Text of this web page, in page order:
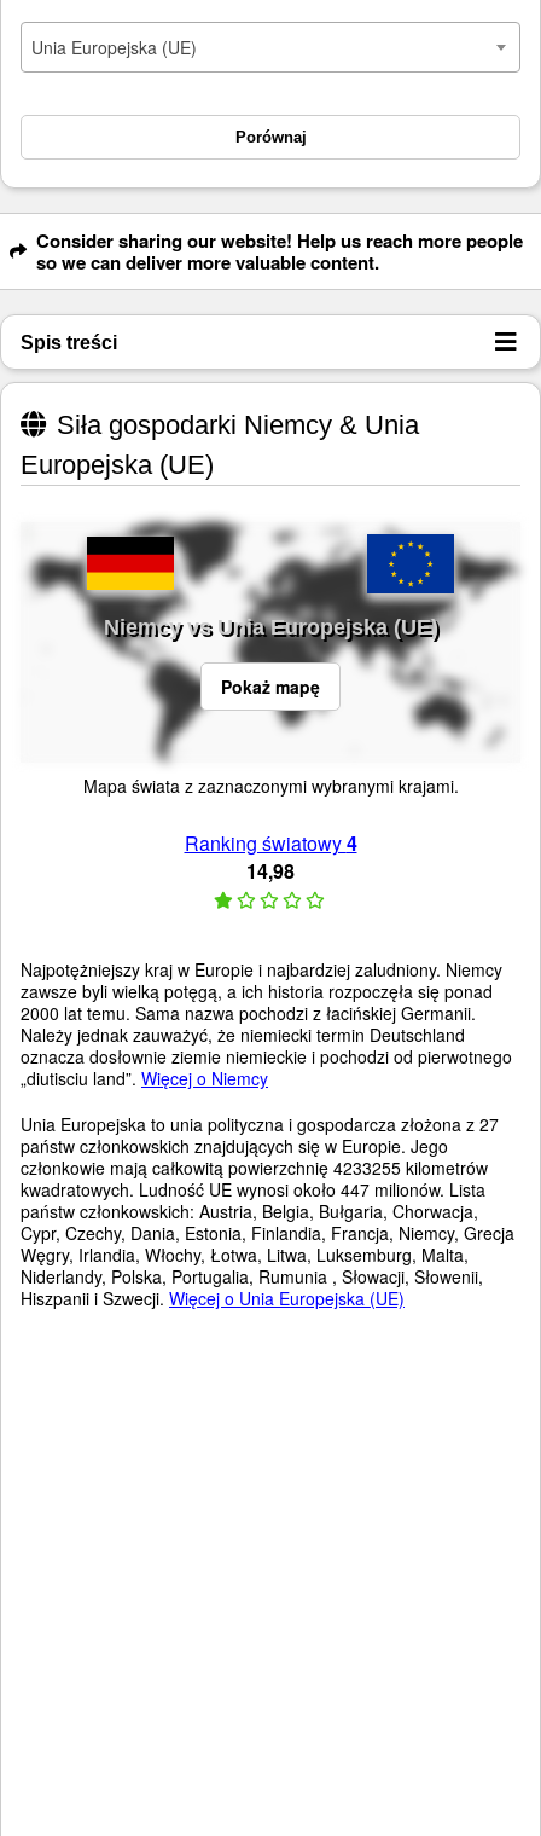
Unia Europejska (UE)
Porównaj
Consider sharing our website! Help us reach more people
so we can deliver more valuable content.
Spis treści
Siła gospodarki Niemcy & Unia
Europejska (UE)
Niemcy vs Unia Europejska (UE)
Pokaż mapę
Mapa świata z zaznaczonymi wybranymi krajami.
Ranking światowy4
14,98
Najpotężniejszy kraj w Europie i najbardziej zaludniony. Niemcy
zawsze byli wielką potęgą, a ich historia rozpoczęła się ponad
2000 lat temu. Sama nazwa pochodzi z łacińskiej Germanii.
Należy jednak zauważyć, że niemiecki termin Deutschland
oznacza dosłownie ziemie niemieckie i pochodzi od pierwotnego
„diutisciu land”. Więcej o Niemcy
Unia Europejska to unia polityczna i gospodarcza złożona z 27
państw członkowskich znajdujących się w Europie. Jego
członkowie mają całkowitą powierzchnię 4233255 kilometrów
kwadratowych. Ludność UE wynosi około 447 milionów. Lista
państw członkowskich: Austria, Belgia, Bułgaria, Chorwacja,
Cypr, Czechy, Dania, Estonia, Finlandia, Francja, Niemcy, Grecja
Węgry, Irlandia, Włochy, Łotwa, Litwa, Luksemburg, Malta,
Niderlandy, Polska, Portugalia, Rumunia , Słowacji, Słowenii,
Hiszpanii i Szwecji. Więcej o Unia Europejska (UE)